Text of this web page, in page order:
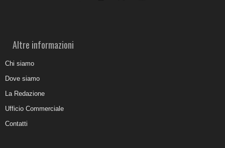
Altre informazioni
Chi siamo
Dove siamo
La Redazione
Ufficio Commerciale
Contatti